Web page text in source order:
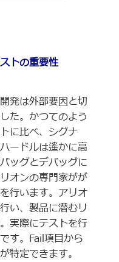
トの重要性
発は外部要因と切
た。かつてのよう
に比べ、シグナ
ードルは遙かに高
ッグとデバッグに
オンの専門家がが
行います。アリオ
い、製品に潜むリ
実際にテストを行
す。Fail項目から
特定できます。